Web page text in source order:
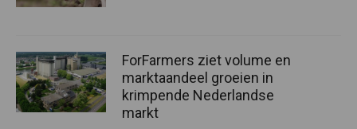
ForFarmers ziet volume en
marktaandeel groeien in
krimpende Nederlandse
markt